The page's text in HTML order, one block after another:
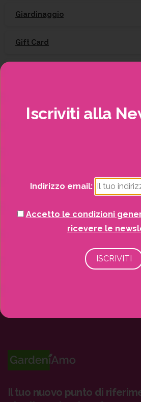
Giardinaggio
Gift Card
Recinzioni
Senza categoria
Il tuo nuovo punto di
Iscriviti alla
Indirizzo email:
Accetto le condizioni
ricevere le